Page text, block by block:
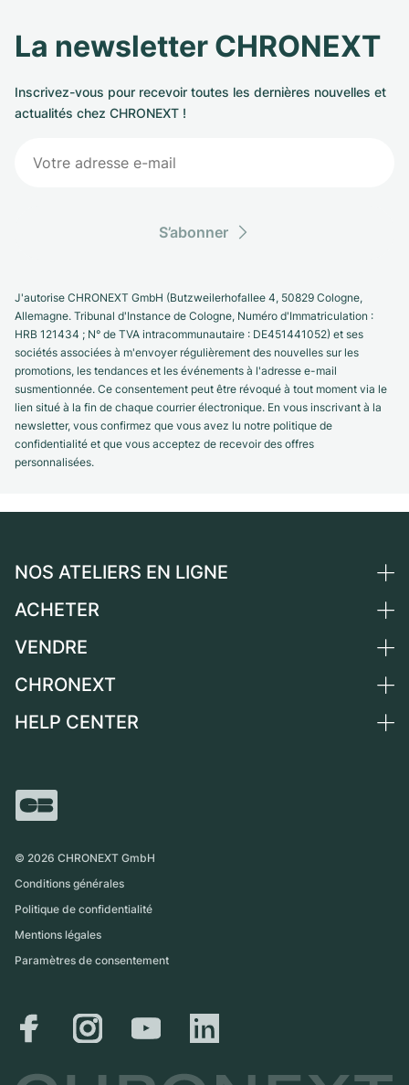
La newsletter CHRONEXT
Inscrivez-vous pour recevoir toutes les dernières nouvelles et
actualités chez CHRONEXT !
S’abonner
J'autorise CHRONEXT GmbH (Butzweilerhofallee 4, 50829 Cologne,
Allemagne. Tribunal d'Instance de Cologne, Numéro d'Immatriculation :
HRB 121434 ; N° de TVA intracommunautaire : DE451441052) et ses
sociétés associées à m'envoyer régulièrement des nouvelles sur les
promotions, les tendances et les événements à l'adresse e-mail
susmentionnée. Ce consentement peut être révoqué à tout moment via le
lien situé à la fin de chaque courrier électronique. En vous inscrivant à la
newsletter, vous confirmez que vous avez lu notre politique de
confidentialité et que vous acceptez de recevoir des offres
personnalisées.
NOS ATELIERS EN LIGNE
Allemagne
Suisse
France
International
ACHETER
Toutes les montres de luxe
Independent Brands
VENDRE
Vendre une montre
CHRONEXT
Qui sommes-nous ?
Magazine
HELP CENTER
Retrait sur place
© 2026 CHRONEXT GmbH
Conditions générales
Politique de confidentialité
Mentions légales
Paramètres de consentement